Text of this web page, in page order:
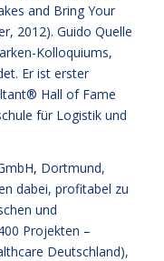
and Bring Your
2012). Guido Quelle
Kolloquiums,
Er ist erster
Hall of Fame
für Logistik und
Dortmund,
dabei, profitabel zu
und
Projekten –
Deutschland),